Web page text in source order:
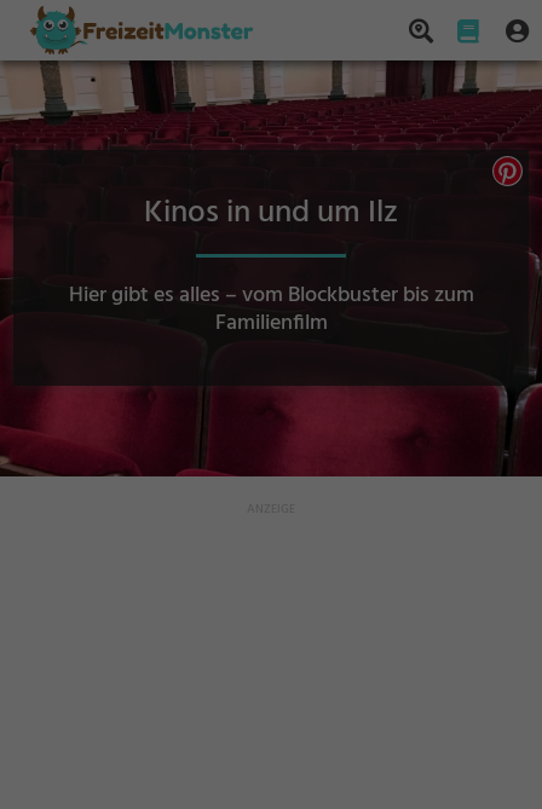
Kinos in und um Ilz
Hier gibt es alles – vom Blockbuster bis zum
Familienfilm